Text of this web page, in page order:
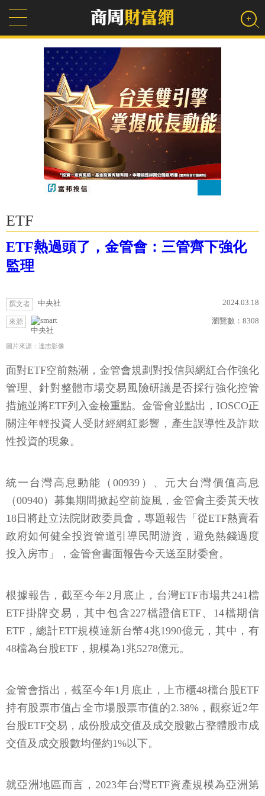
ETF
ETF熱過頭了，金管會：三管齊下強化
監理
撰文者 中央社 2024.03.18
來源
中央社
瀏覽數： 8308
圖片來源：達志影像
面對ETF空前熱潮，金管會規劃對投信與網紅合作強化
管理、針對整體市場交易風險研議是否採行強化控管
措施並將ETF列入金檢重點。金管會並點出，IOSCO正
關注年輕投資人受財經網紅影響，產生誤導性及詐欺
性投資的現象。
統一台灣高息動能（00939）、元大台灣價值高息
（00940）募集期間掀起空前旋風，金管會主委黃天牧
18日將赴立法院財政委員會，專題報告「從ETF熱賣看
政府如何健全投資管道引導民間游資，避免熱錢過度
投入房市」，金管會書面報告今天送至財委會。
根據報告，截至今年2月底止，台灣ETF市場共241檔
ETF掛牌交易，其中包含227檔證信ETF、14檔期信
ETF，總計ETF規模達新台幣4兆1990億元，其中，有
48檔為台股ETF，規模為1兆5278億元。
金管會指出，截至今年1月底止，上市櫃48檔台股ETF
持有股票市值占全市場股票市值的2.38%，觀察近2年
台股ETF交易，成份股成交值及成交股數占整體股市成
交值及成交股數均僅約1%以下。
就亞洲地區而言，2023年台灣ETF資產規模為亞洲第